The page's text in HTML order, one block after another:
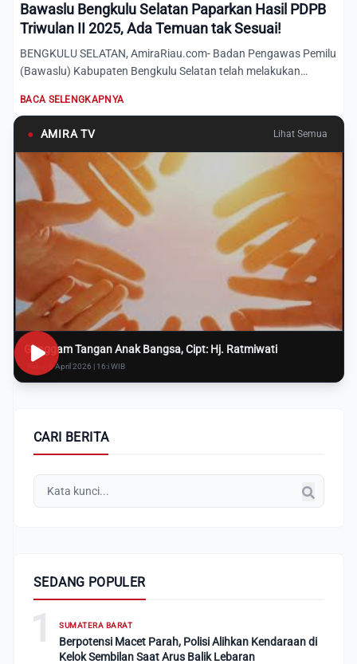
Bawaslu Bengkulu Selatan Paparkan Hasil PDPB
Triwulan II 2025, Ada Temuan tak Sesuai!
BENGKULU SELATAN, AmiraRiau.com- Badan Pengawas Pemilu
(Bawaslu) Kabupaten Bengkulu Selatan telah melakukan
BACA SELENGKAPNYA
● AMIRA TV Lihat Semua
Genggam Tangan Anak Bangsa, Cipt: Hj. Ratmiwati
Rabu, 8 April 2026 | 16:i WIB
CARI BERITA
SEDANG POPULER
1 SUMATERA BARAT
Berpotensi Macet Parah, Polisi Alihkan Kendaraan di
Kelok Sembilan Saat Arus Balik Lebaran